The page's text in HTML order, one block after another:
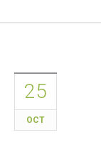
25
OCT